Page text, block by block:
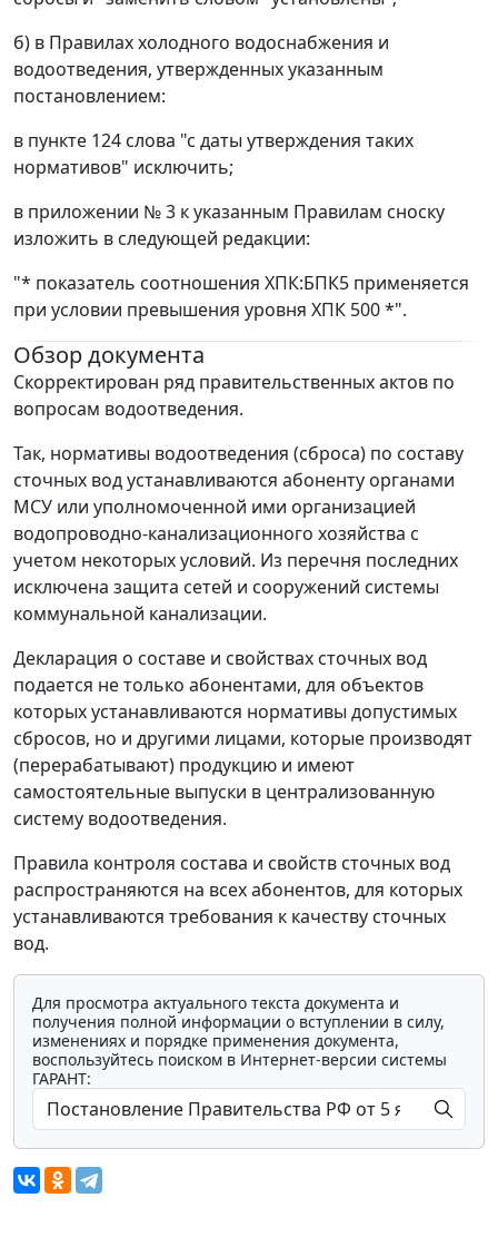
б) в Правилах холодного водоснабжения и
водоотведения, утвержденных указанным
постановлением:
в пункте 124 слова "с даты утверждения таких
нормативов" исключить;
в приложении № 3 к указанным Правилам сноску
изложить в следующей редакции:
"* показатель соотношения ХПК:БПК5 применяется
при условии превышения уровня ХПК 500 *".
Обзор документа
Скорректирован ряд правительственных актов по
вопросам водоотведения.
Так, нормативы водоотведения (сброса) по составу
сточных вод устанавливаются абоненту органами
МСУ или уполномоченной ими организацией
водопроводно-канализационного хозяйства с
учетом некоторых условий. Из перечня последних
исключена защита сетей и сооружений системы
коммунальной канализации.
Декларация о составе и свойствах сточных вод
подается не только абонентами, для объектов
которых устанавливаются нормативы допустимых
сбросов, но и другими лицами, которые производят
(перерабатывают) продукцию и имеют
самостоятельные выпуски в централизованную
систему водоотведения.
Правила контроля состава и свойств сточных вод
распространяются на всех абонентов, для которых
устанавливаются требования к качеству сточных
вод.
Для просмотра актуального текста документа и
получения полной информации о вступлении в силу,
изменениях и порядке применения документа,
воспользуйтесь поиском в Интернет-версии системы
ГАРАНТ: